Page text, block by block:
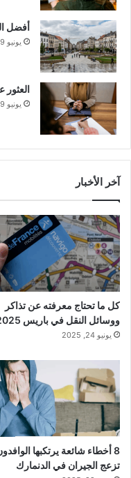
أفضل
يونيو 19, 2025
العثور على
يونيو 19, 2025
آخر الأخبار
كل ما تحتاج معرفته عن تذاكر
ووسائل النقل في باريس 2025
يونيو 24, 2025
8 أخطاء شائعة يرتكبها
تزعج الجيران في الدنمارك